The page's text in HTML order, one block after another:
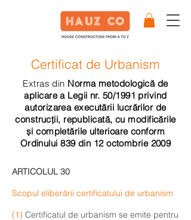
Certificat de Urbanism
Extras din Norma metodologică de
aplicare a Legii nr. 50/1991 privind
autorizarea executării lucrărilor de
construcții, republicată, cu modificările
și completările ulterioare conform
Ordinului 839 din 12 octombrie 2009
ARTICOLUL 30
Scopul eliberării certificatului de urbanism
(1) Certificatul de urbanism se emite pentru